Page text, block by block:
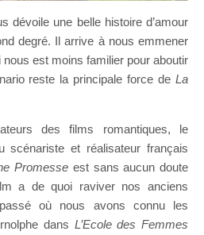
dévoile une belle histoire d’amour
degré. Il arrive à nous emmener
est moins familier pour aboutir
reste la principale force de La
des films romantiques, le
scénariste et réalisateur français
Promesse est sans aucun doute
a de quoi raviver nos anciens
où nous avons connu les
dans L’Ecole des Femmes